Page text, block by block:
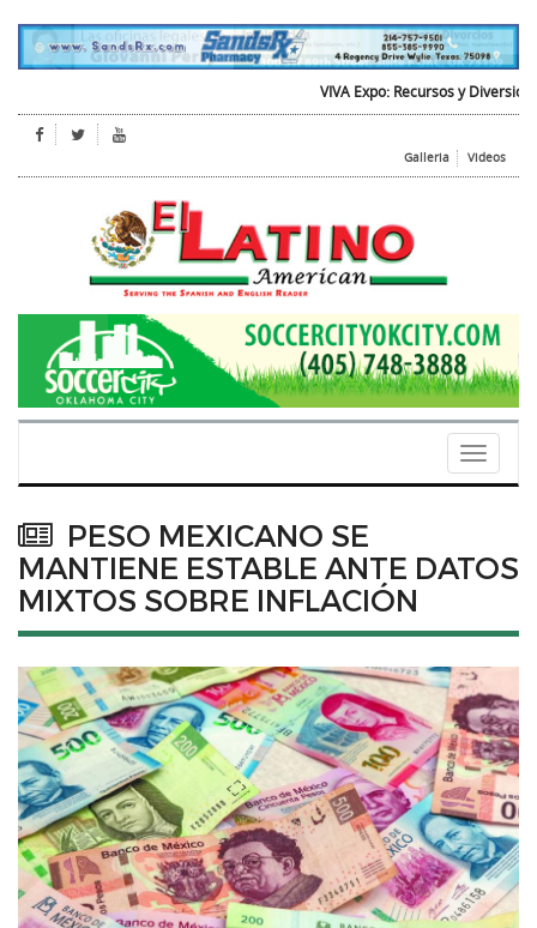
VIVA Expo: Recursos y Diversion
Galleria Videos
Toggle
PESO MEXICANO SE
MANTIENE ESTABLE ANTE DATOS
MIXTOS SOBRE INFLACIÓN